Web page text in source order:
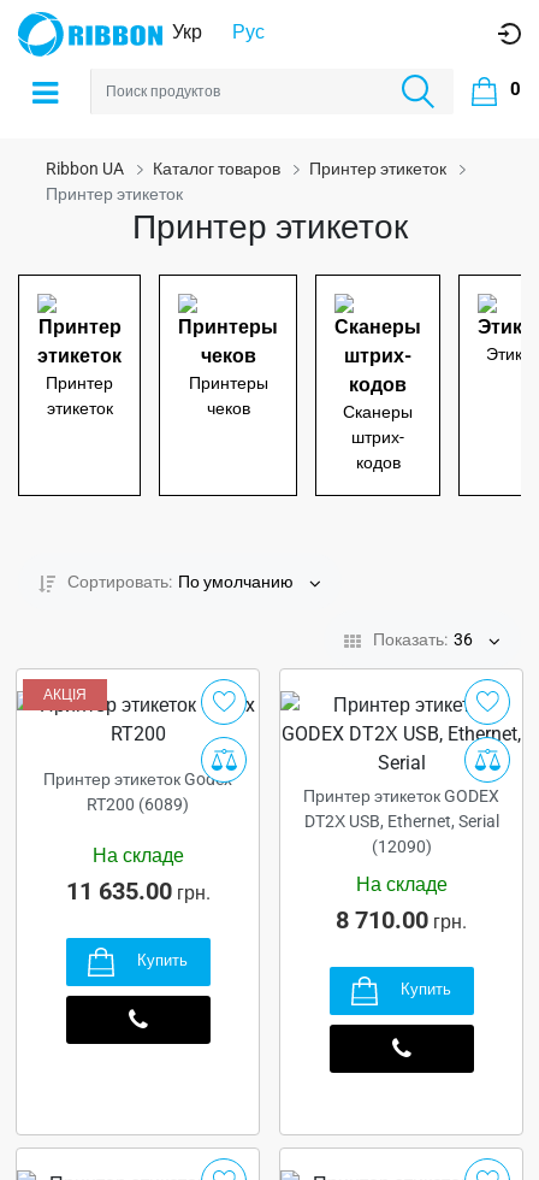
Укр Рус
0
Ribbon UA Каталог товаров
Принтер этикеток
Принтер этикеток
Принтер этикеток
Принтер
этикеток
Принтеры
чеков
Сканеры
штрих-
кодов
Сортировать: По умолчанию
Показать: 36
АКЦІЯ
Принтер этикеток Godex
RT200 (6089)
На складе
11 635.00грн.
Купить
Принтер этикеток GODEX
DT2Х USB, Ethernet, Serial
(12090)
На складе
8 710.00 грн.
Купить